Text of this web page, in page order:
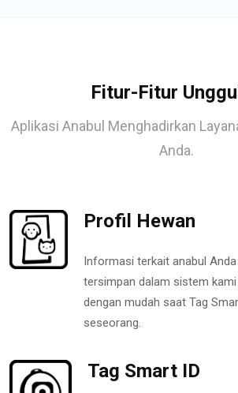
Fitur-Fitur
Aplikasi Anabul Menghadirkan
Anda.
Profil Hewan
Informasi terkait anabul
tersimpan dalam sistem
dengan mudah saat Tag
seseorang.
Tag Smart ID